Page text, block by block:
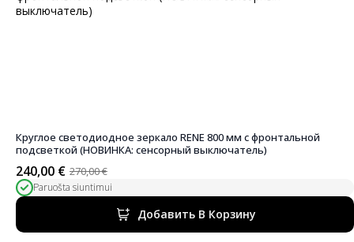
Круглое светодиодное зеркало RENE 800 мм с фронтальной
подсветкой (НОВИНКА: сенсорный выключатель)
270,00€
Первоначальная
цена
была:
270,00 €.
240,00 €
Текущая
цена:
240,00 €.
Paruošta siuntimui
Добавить В Корзину